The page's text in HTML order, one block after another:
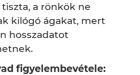
a rönkök ne
kilógó ágakat, mert
hosszadatot
figyelembevétele: